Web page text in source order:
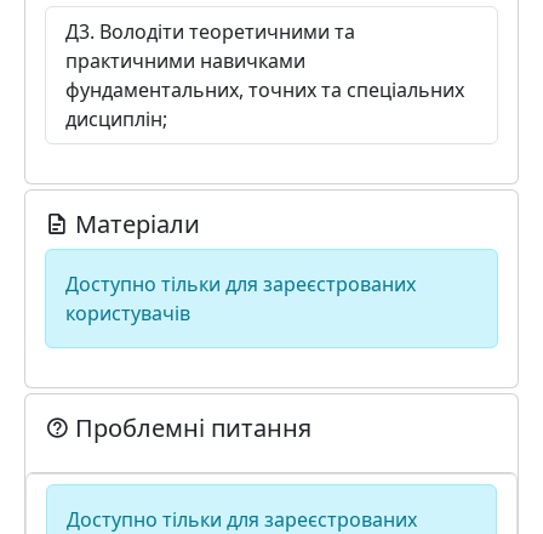
Д3. Володіти теоретичними та
практичними навичками
фундаментальних, точних та спеціальних
дисциплін;
Матеріали
Доступно тільки для зареєстрованих
користувачів
Проблемні питання
Доступно тільки для зареєстрованих